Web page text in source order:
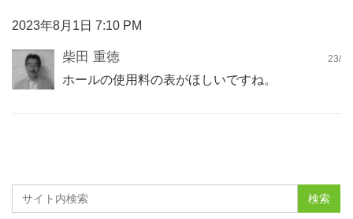
2023年8月1日 7:10 PM
柴田 重徳 23/
ホールの使用料の表がほしいですね。